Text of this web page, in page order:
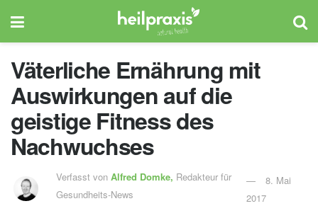
Väterliche Ernährung mit
Auswirkungen auf die
geistige Fitness des
Nachwuchses
Verfasst von Alfred Domke, Redakteur für
Gesundheits-News
8. Mai
2017